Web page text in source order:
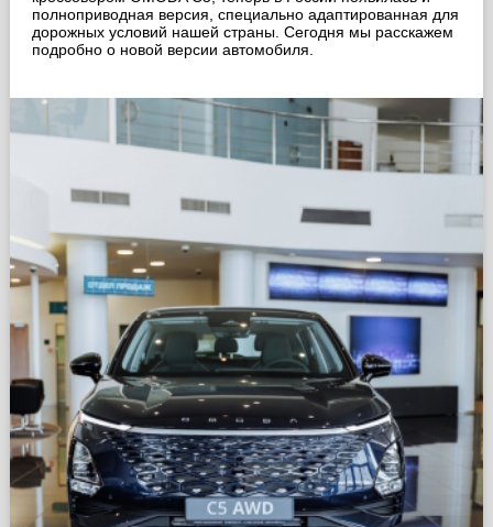
полноприводная версия, специально адаптированная для
дорожных условий нашей страны. Сегодня мы расскажем
подробно о новой версии автомобиля.